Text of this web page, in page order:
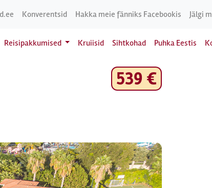
Konverentsid Hakka meie fänniks Facebookis Jälgi
Reisipakkumised Kruiisid Sihtkohad Puhka Eestis
539 €